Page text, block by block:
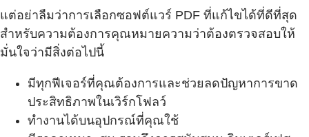
แต่อย่าลืมว่าการเลือกซอฟต์แวร์ PDF ที่แก้ไขได้ที่ดีที่สุด
สำหรับความต้องการคุณหมายความว่าต้องตรวจสอบให้
มั่นใจว่ามีสิ่งต่อไปนี้
มีทุกฟีเจอร์ที่คุณต้องการและช่วยลดปัญหาการขาด
ประสิทธิภาพในเวิร์กโฟลว์
ทำงานได้บนอุปกรณ์ที่คุณใช้